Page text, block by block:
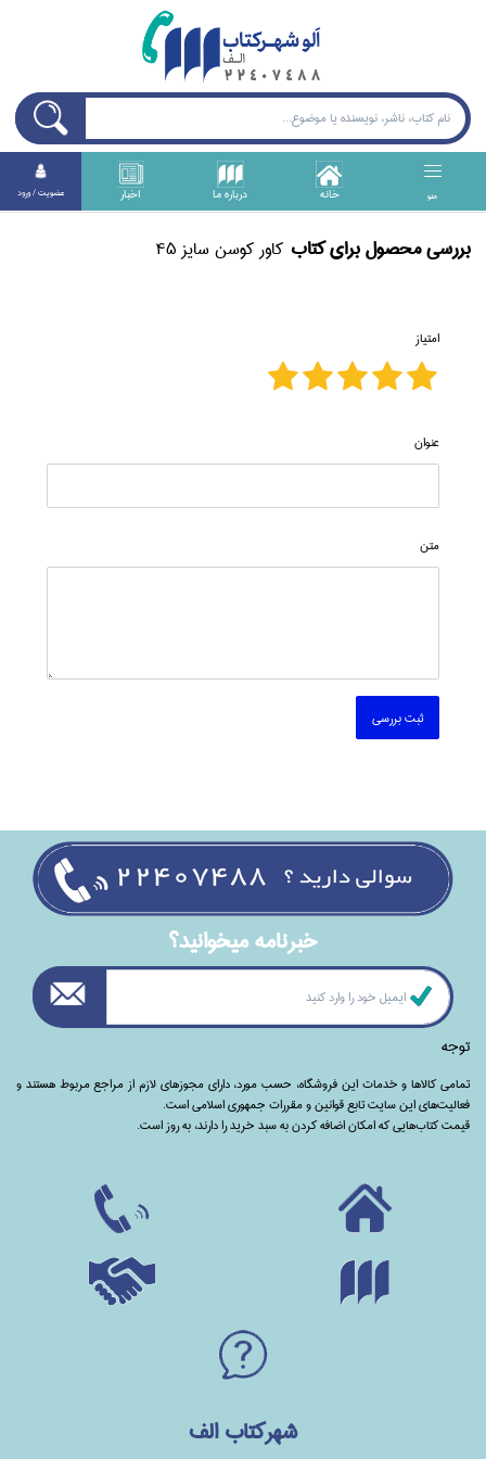
منو خانه درباره ما اخبار عضويت / ورود
بررسی محصول برای كتاب كاور كوسن سايز 45
امتیاز
عنوان
متن
ثبت بررسی
خبرنامه ميخوانيد؟
توجه
تمامی‌ کالاها و خدمات این فروشگاه، حسب مورد،‌ دارای مجوزهای لازم از مراجع مربوط هستند ‌و‌‌
فعالیت‌های این سایت تابع قوانین و مقررات جمهوری اسلامی است.
قیمت کتاب‌هایی که امکان اضافه کردن به سبد خرید را دارند،‌ به روز است.
شهرکتاب الف